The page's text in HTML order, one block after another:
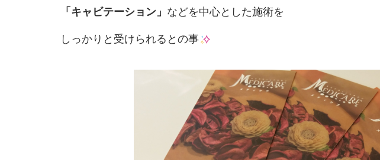
「キャビテーション」 などを中心とした施術を
しっかりと受けられるとの事